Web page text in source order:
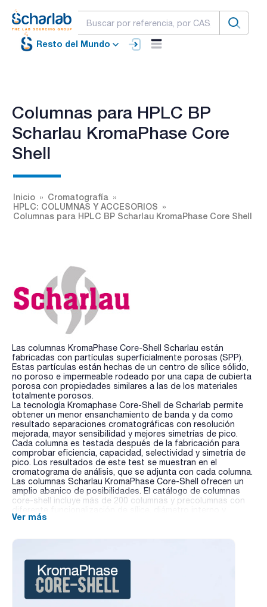
Resto del Mundo
Columnas para HPLC BP
Scharlau KromaPhase Core
Shell
Inicio
Cromatografía
HPLC: COLUMNAS Y ACCESORIOS
Columnas para HPLC BP Scharlau KromaPhase Core Shell
Las columnas KromaPhase Core-Shell Scharlau están
fabricadas con partículas superficialmente porosas (SPP).
Estas partículas están hechas de un centro de sílice sólido,
no poroso e impermeable rodeado por una capa de cubierta
porosa con propiedades similares a las de los materiales
totalmente porosos.
La tecnología Kromaphase Core-Shell de Scharlab permite
obtener un menor ensanchamiento de banda y da como
resultado separaciones cromatográficas con resolución
mejorada, mayor sensibilidad y mejores simetrías de pico.
Cada columna es testada después de la fabricación para
comprobar eficiencia, capacidad, selectividad y simetría de
pico. Los resultados de este test se muestran en el
cromatograma de análisis, que se adjunta con cada columna.
Las columnas Scharlau KromaPhase Core-Shell ofrecen un
amplio abanico de posibilidades. El catálogo de columnas
core-shell incluye más de 200 columnas y precolumnas con
dimensiones.
Ver más